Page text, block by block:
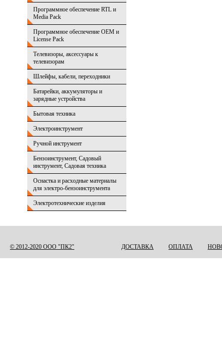
Программное обеспечение RTL и
Media Pack
Программное обеспечение OEM и
License Pack
Телевизоры, аксессуары к
телевизорам
Шлейфы, кабели, переходники
Батарейки, аккумуляторы и
зарядные устройства
Бытовая техника
Электроинструмент
Ручной инструмент
Бензоинструмент, Садовый
инструмент, Садовая техника
Оснастка и расходные материалы
для электро-бензоинструмента
Электротехнические изделия
© 2012-2020 ООО "ПК2" ДОСТАВКА ОПЛАТА